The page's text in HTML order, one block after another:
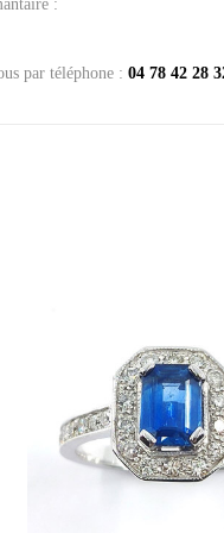
:
par téléphone : 04 78 42 28